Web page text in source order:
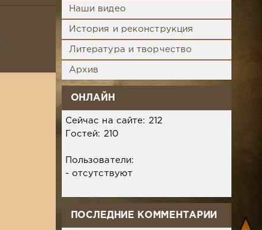
Наши видео
История и реконструкция
Литература и творчество
Архив
ОНЛАЙН
Сейчас на сайте: 212
Гостей: 210
Пользователи:
- отсутствуют
ПОСЛЕДНИЕ КОММЕНТАРИИ